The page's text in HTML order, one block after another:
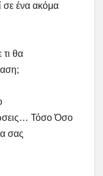
σε ένα ακόμα
θα
Τόσο Όσο
σας